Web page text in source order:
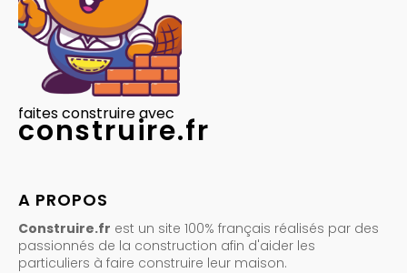
faites construire avec
construire.fr
A PROPOS
Construire.fr est un site 100% français réalisés par des
passionnés de la construction afin d'aider les
particuliers à faire construire leur maison.